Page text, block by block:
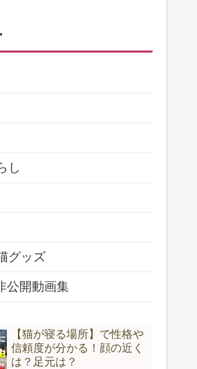
し
グッズ
公開動画集
【猫が寝る場所】で性格や
信頼度が分かる！顔の近く
は？足元は？